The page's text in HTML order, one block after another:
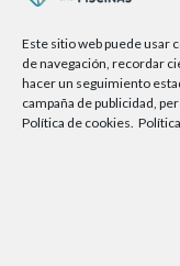
Este sitio web puede usar
de navegación, recordar
hacer un seguimiento
campaña de publicidad,
Política de cookies.